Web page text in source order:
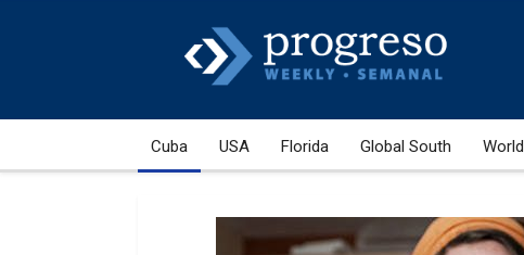
Cuba USA Florida Global South World